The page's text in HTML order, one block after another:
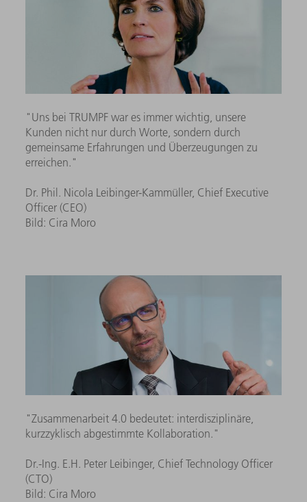
"Uns bei TRUMPF war es immer wichtig, unsere
Kunden nicht nur durch Worte, sondern durch
gemeinsame Erfahrungen und Überzeugungen zu
erreichen."
Dr. Phil. Nicola Leibinger-Kammüller, Chief Executive
Officer (CEO)
Bild: Cira Moro
"Zusammenarbeit 4.0 bedeutet: interdisziplinäre,
kurzzyklisch abgestimmte Kollaboration."
Dr.-Ing. E.H. Peter Leibinger, Chief Technology Officer
(CTO)
Bild: Cira Moro